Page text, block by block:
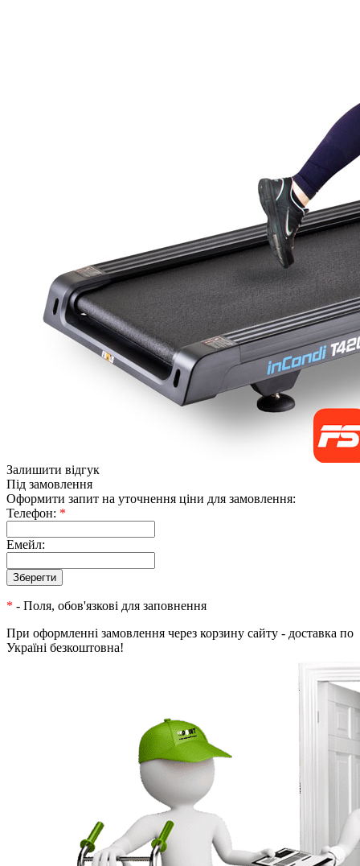
Залишити відгук
Під замовлення
Оформити запит на уточнення ціни для замовлення:
Телефон: *
Емейл:
* - Поля, обов'язкові для заповнення
При оформленні замовлення через корзину сайту - доставка по
Україні безкоштовна!